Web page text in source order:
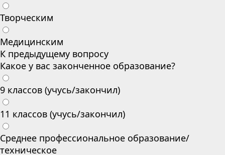
Творческим
Медицинским
К предыдущему вопросу
Какое у вас законченное образование?
9 классов (учусь/закончил)
11 классов (учусь/закончил)
Среднее профессиональное образование/
техническое